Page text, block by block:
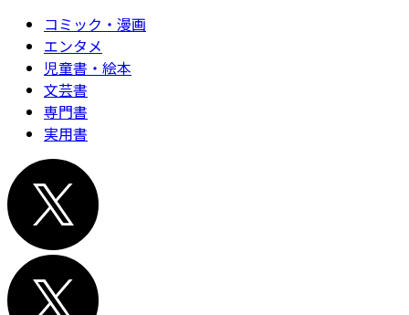
コミック・漫画
エンタメ
児童書・絵本
文芸書
専門書
実用書